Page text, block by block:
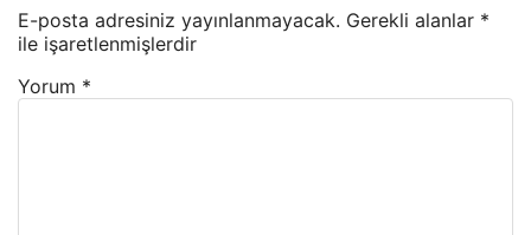
E-posta adresiniz yayınlanmayacak. Gerekli alanlar *
ile işaretlenmişlerdir
Yorum *